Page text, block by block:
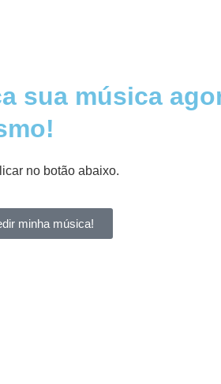
sua música
no botão abaixo.
minha música!